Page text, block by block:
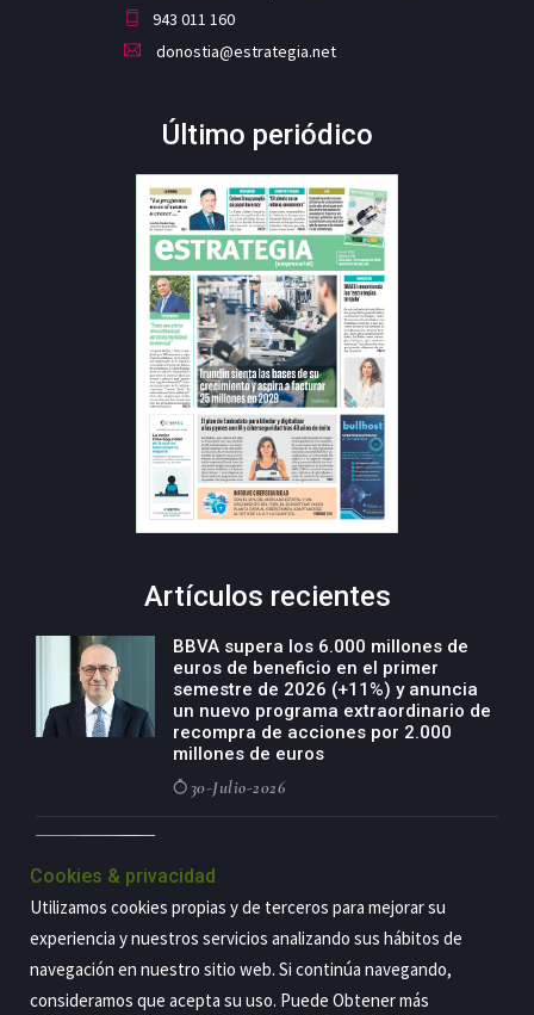
943 011 160
donostia@estrategia.net
Último periódico
Artículos recientes
BBVA supera los 6.000 millones de
euros de beneficio en el primer
semestre de 2026 (+11%) y anuncia
un nuevo programa extraordinario de
recompra de acciones por 2.000
millones de euros
30-Julio-2026
negocio agro con un modelo global
de especialización presente en siete
países
29-Julio-2026
Cookies & privacidad
Utilizamos cookies propias y de terceros para mejorar su
experiencia y nuestros servicios analizando sus hábitos de
navegación en nuestro sitio web. Si continúa navegando,
consideramos que acepta su uso. Puede Obtener más